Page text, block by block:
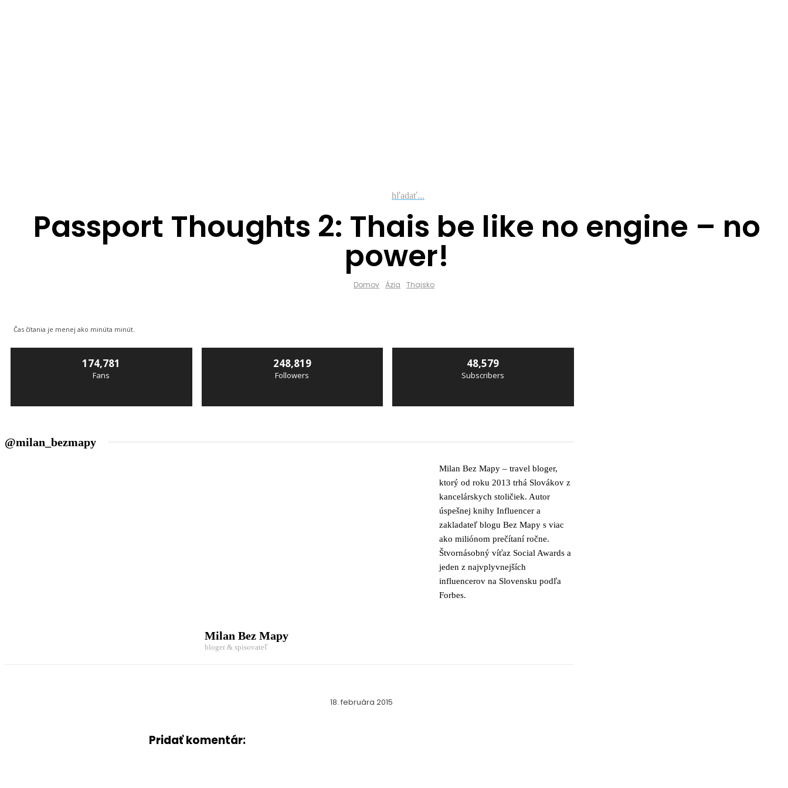
hľadať...
Passport Thoughts 2: Thais be like no engine – no
power!
Domov Ázia Thajsko
Čas čítania je menej ako minúta minút.
174,781
Fans
248,819
Followers
48,579
Subscribers
@milan_bezmapy
Milan Bez Mapy – travel bloger,
ktorý od roku 2013 trhá Slovákov z
kancelárskych stoličiek. Autor
úspešnej knihy Influencer a
zakladateľ blogu Bez Mapy s viac
ako miliónom prečítaní ročne.
Štvornásobný víťaz Social Awards a
jeden z najvplyvnejších
influencerov na Slovensku podľa
Forbes.
Milan Bez Mapy
bloger & spisovateľ
18. februára 2015
Pridať komentár: